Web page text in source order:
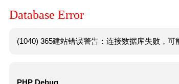
Database Error
(1040) 365建站错误警告：连接数据库失败，